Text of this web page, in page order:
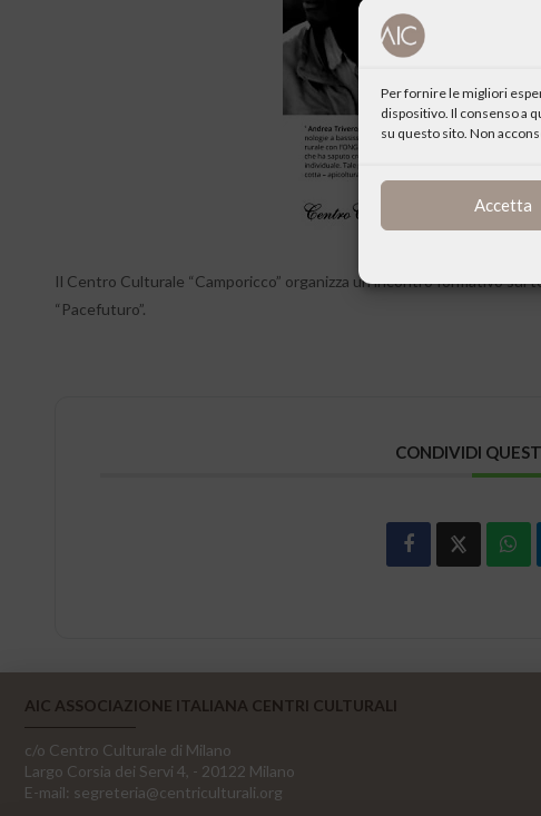
Per fornire le migliori
dispositivo. Il consenso a
su questo sito. Non
Accetta
Il Centro Culturale “Camporicco” organizza un incontro formativo sul
“Pacefuturo”.
CONDIVIDI
AIC ASSOCIAZIONE ITALIANA CENTRI CULTURALI
c/o Centro Culturale di Milano
Largo Corsia dei Servi 4, - 20122 Milano
E-mail: segreteria@centriculturali.org